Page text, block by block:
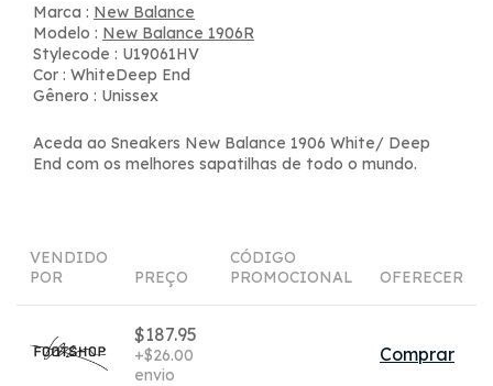
Marca : New Balance
Modelo : New Balance 1906R
Stylecode : U19061HV
Cor : WhiteDeep End
Gênero : Unissex
Aceda ao Sneakers New Balance 1906 White/ Deep
End com os melhores sapatilhas de todo o mundo.
VENDIDO
POR
PREÇO
CÓDIGO
PROMOCIONAL
OFERECER
$187.95
+$26.00
envio
Comprar